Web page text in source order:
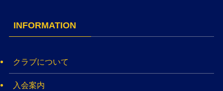
INFORMATION
クラブについて
入会案内